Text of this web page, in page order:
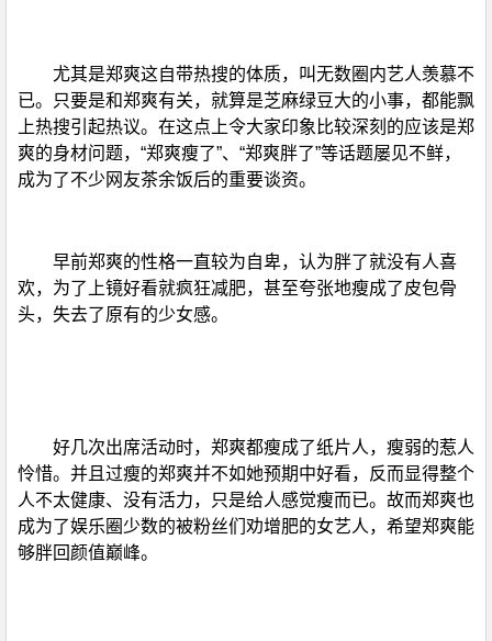
尤其是郑爽这自带热搜的体质，叫无数圈内艺人羡慕不
已。只要是和郑爽有关，就算是芝麻绿豆大的小事，都能飘
上热搜引起热议。在这点上令大家印象比较深刻的应该是郑
爽的身材问题，“郑爽瘦了”、“郑爽胖了”等话题屡见不鲜，
成为了不少网友茶余饭后的重要谈资。
早前郑爽的性格一直较为自卑，认为胖了就没有人喜
欢，为了上镜好看就疯狂减肥，甚至夸张地瘦成了皮包骨
头，失去了原有的少女感。
好几次出席活动时，郑爽都瘦成了纸片人，瘦弱的惹人
怜惜。并且过瘦的郑爽并不如她预期中好看，反而显得整个
人不太健康、没有活力，只是给人感觉瘦而已。故而郑爽也
成为了娱乐圈少数的被粉丝们劝增肥的女艺人，希望郑爽能
够胖回颜值巅峰。